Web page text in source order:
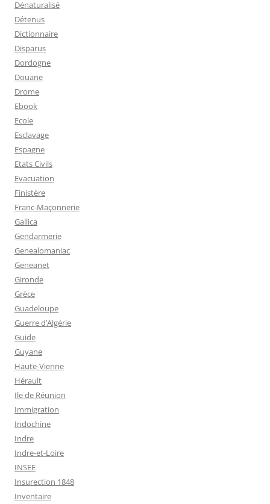
Dénaturalisé
Détenus
Dictionnaire
Disparus
Dordogne
Douane
Drome
Ebook
Ecole
Esclavage
Espagne
Etats Civils
Evacuation
Finistère
Franc-Maçonnerie
Gallica
Gendarmerie
Genealomaniac
Geneanet
Gironde
Grèce
Guadeloupe
Guerre d’Algérie
Guide
Guyane
Haute-Vienne
Hérault
Ile de Réunion
Immigration
Indochine
Indre
Indre-et-Loire
INSEE
Insurection 1848
Inventaire